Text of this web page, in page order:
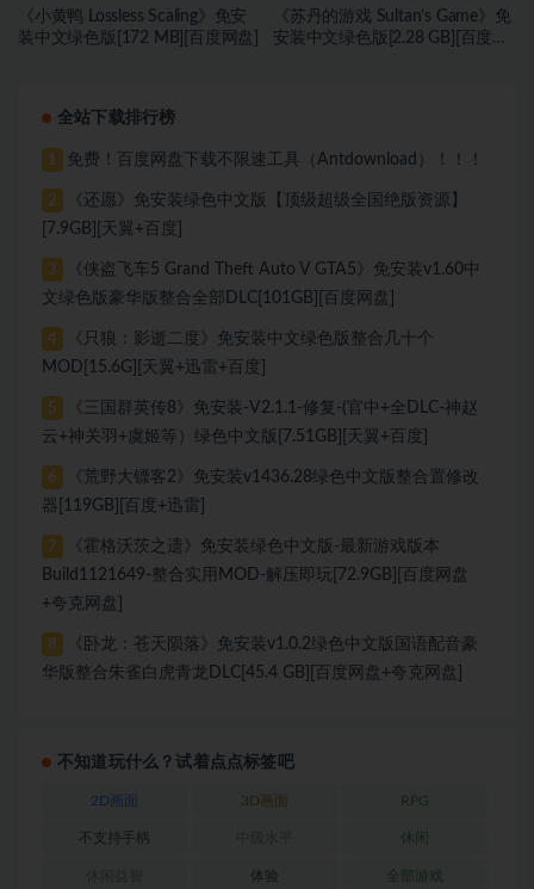
《小黄鸭 Lossless Scaling》免安
装中文绿色版[172 MB][百度网盘]
《苏丹的游戏 Sultan’s Game》免
安装中文绿色版[2.28 GB][百度网
全站下载排行榜
1 免费！百度网盘下载不限速工具（Antdownload）！！！
2
《还愿》免安装绿色中文版【顶级超级全国绝版资源】
[7.9GB][天翼+百度]
3
《侠盗飞车5 Grand Theft Auto V GTA5》免安装v1.60中
文绿色版豪华版整合全部DLC[101GB][百度网盘]
4
《只狼：影逝二度》免安装中文绿色版整合几十个
MOD[15.6G][天翼+迅雷+百度]
5
《三国群英传8》免安装-V2.1.1-修复-(官中+全DLC-神赵
云+神关羽+虞姬等）绿色中文版[7.51GB][天翼+百度]
6
《荒野大镖客2》免安装v1436.28绿色中文版整合置修改
器[119GB][百度+迅雷]
7
《霍格沃茨之遗》免安装绿色中文版-最新游戏版本
Build1121649-整合实用MOD-解压即玩[72.9GB][百度网盘
+夸克网盘]
8
《卧龙：苍天陨落》免安装v1.0.2绿色中文版国语配音豪
华版整合朱雀白虎青龙DLC[45.4 GB][百度网盘+夸克网盘]
不知道玩什么？试着点点标签吧
2D画面 3D画面 RPG
不支持手柄 休闲
体验 全部游戏